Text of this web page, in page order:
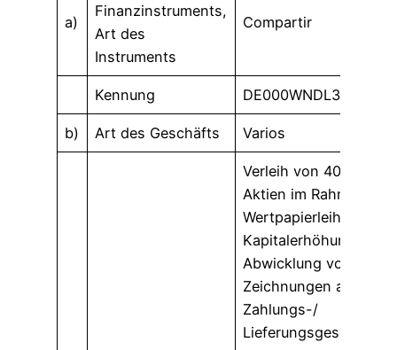
a)
Finanzinstruments,
Art des
Instruments
Compartir
Kennung DE000WNDL300
b) Art des Geschäfts Varios
Verleih von 400.000
Aktien im Rahmen
Wertpapierleihe bei
Kapitalerhöhung zur
Abwicklung von
Zeichnungen als
Zahlungs-/
Lieferungsgeschäft an